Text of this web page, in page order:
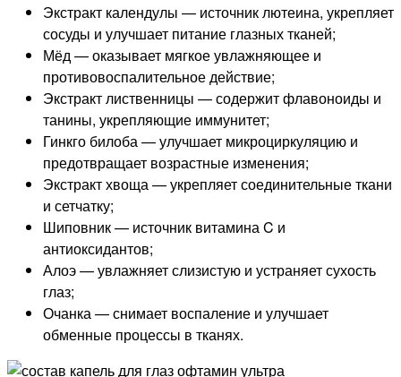
Экстракт календулы — источник лютеина, укрепляет
сосуды и улучшает питание глазных тканей;
Мёд — оказывает мягкое увлажняющее и
противовоспалительное действие;
Экстракт лиственницы — содержит флавоноиды и
танины, укрепляющие иммунитет;
Гинкго билоба — улучшает микроциркуляцию и
предотвращает возрастные изменения;
Экстракт хвоща — укрепляет соединительные ткани
и сетчатку;
Шиповник — источник витамина C и
антиоксидантов;
Алоэ — увлажняет слизистую и устраняет сухость
глаз;
Очанка — снимает воспаление и улучшает
обменные процессы в тканях.